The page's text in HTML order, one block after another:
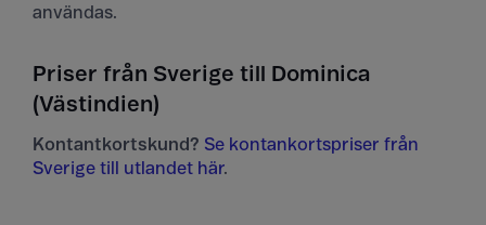
användas.
Priser från Sverige till Dominica
(Västindien)
Kontantkortskund? Se kontankortspriser från
Sverige till utlandet här.